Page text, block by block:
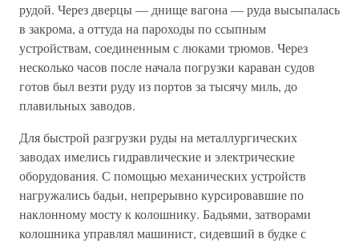
рудой. Через дверцы — днище вагона — руда высыпалась
в закрома, а оттуда на пароходы по ссыпным
устройствам, соединенным с люками трюмов. Через
несколько часов после начала погрузки караван судов
готов был везти руду из портов за тысячу миль, до
плавильных заводов.
Для быстрой разгрузки руды на металлургических
заводах имелись гидравлические и электрические
оборудования. С помощью механических устройств
нагружались бадьи, непрерывно курсировавшие по
наклонному мосту к колошнику. Бадьями, затворами
колошника управлял машинист, сидевший в будке с